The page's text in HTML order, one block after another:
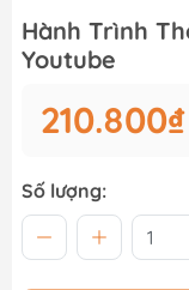
Hành Trình
Youtube
210.800₫
Số lượng: